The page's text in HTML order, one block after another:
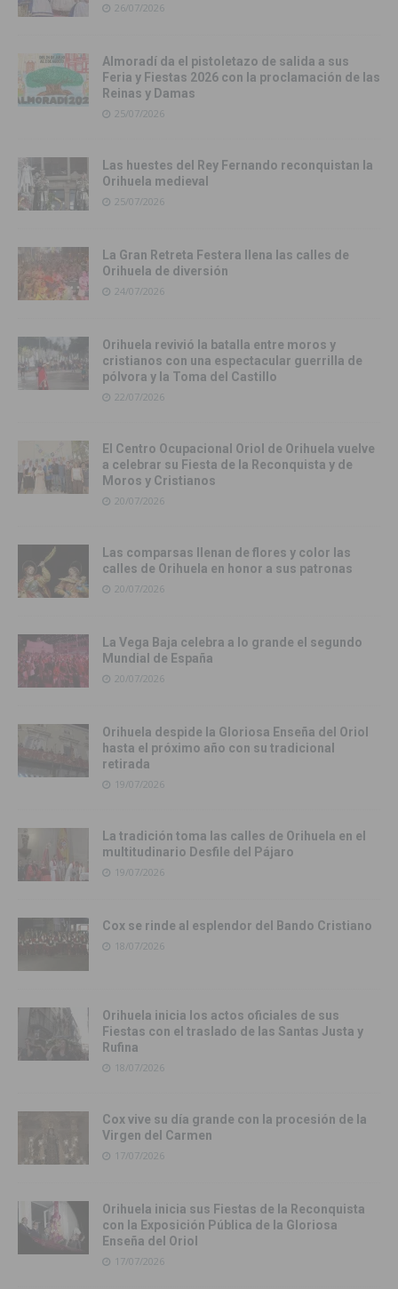
26/07/2026
Almoradí da el pistoletazo de salida a sus
Feria y Fiestas 2026 con la proclamación de las
Reinas y Damas
25/07/2026
Las huestes del Rey Fernando reconquistan la
Orihuela medieval
25/07/2026
La Gran Retreta Festera llena las calles de
Orihuela de diversión
24/07/2026
Orihuela revivió la batalla entre moros y
cristianos con una espectacular guerrilla de
pólvora y la Toma del Castillo
22/07/2026
El Centro Ocupacional Oriol de Orihuela vuelve
a celebrar su Fiesta de la Reconquista y de
Moros y Cristianos
20/07/2026
Las comparsas llenan de flores y color las
calles de Orihuela en honor a sus patronas
20/07/2026
La Vega Baja celebra a lo grande el segundo
Mundial de España
20/07/2026
Orihuela despide la Gloriosa Enseña del Oriol
hasta el próximo año con su tradicional
retirada
19/07/2026
La tradición toma las calles de Orihuela en el
multitudinario Desfile del Pájaro
19/07/2026
Cox se rinde al esplendor del Bando Cristiano
18/07/2026
Orihuela inicia los actos oficiales de sus
Fiestas con el traslado de las Santas Justa y
Rufina
18/07/2026
Cox vive su día grande con la procesión de la
Virgen del Carmen
17/07/2026
Orihuela inicia sus Fiestas de la Reconquista
con la Exposición Pública de la Gloriosa
Enseña del Oriol
17/07/2026